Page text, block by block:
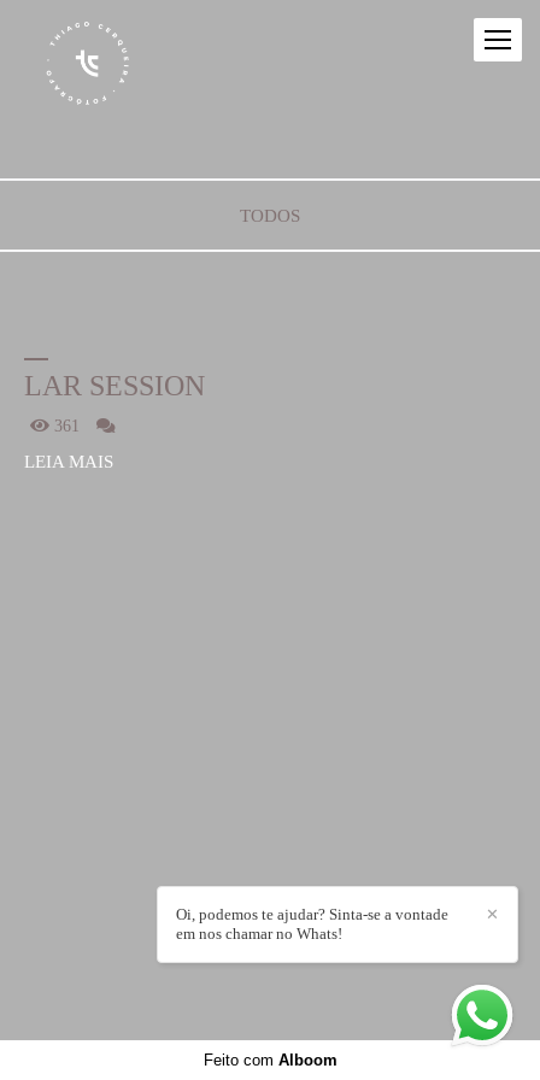
TODOS
LAR SESSION
LEIA MAIS
361
✕
Oi, podemos te ajudar? Sinta-se a vontade
em nos chamar no Whats!
Feito com Alboom